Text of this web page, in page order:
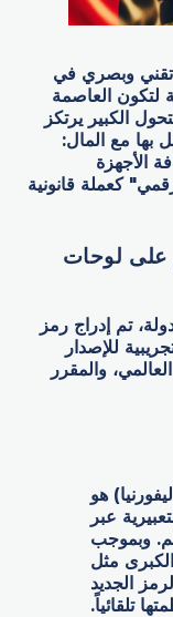
تقني وبصري في
لتكون العاصمة
الكبير يرتكز
بها مع المال:
الأجهزة
كعملة قانونية
على لوحات
تم إدراج رمز
للإصدار
العالمي، والمقرر
هو
عبر
وبموجب
مثل
الجديد
تلقائياً.